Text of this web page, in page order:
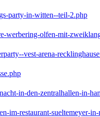
party-in-witten--teil-2.php
werbering-olfen-mit-
vest-arena-
in-den-zentralhallen-in-
im-restaurant-sueltemeyer-